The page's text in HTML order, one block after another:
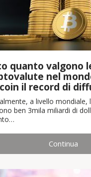
quanto valgono
nel
il record di
a livello mondiale,
ben 3mila miliardi di
Continua